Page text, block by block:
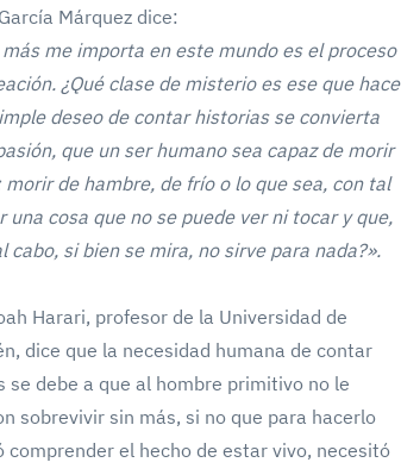
Márquez dice:
más me importa en este mundo es el proceso
¿Qué clase de misterio es ese que hace
deseo de contar historias se convierta
que un ser humano sea capaz de morir
morir de hambre, de frío o lo que sea, con tal
una cosa que no se puede ver ni tocar y que,
cabo, si bien se mira, no sirve para nada?».
Harari, profesor de la Universidad de
dice que la necesidad humana de contar
se debe a que al hombre primitivo no le
sobrevivir sin más, si no que para hacerlo
comprender el hecho de estar vivo, necesitó